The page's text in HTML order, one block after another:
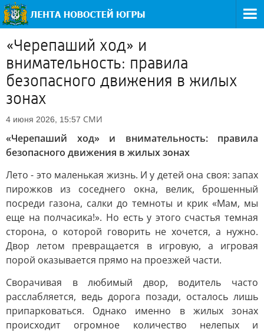
«Черепаший ход» и
внимательность: правила
безопасного движения в жилых
зонах
4 июня 2026, 15:57 СМИ
«Черепаший ход» и внимательность: правила
безопасного движения в жилых зонах
Лето - это маленькая жизнь. И у детей она своя: запах
пирожков из соседнего окна, велик, брошенный
посреди газона, салки до темноты и крик «Мам, мы
еще на полчасика!». Но есть у этого счастья темная
сторона, о которой говорить не хочется, а нужно.
Двор летом превращается в игровую, а игровая
порой оказывается прямо на проезжей части.
Сворачивая в любимый двор, водитель часто
расслабляется, ведь дорога позади, осталось лишь
припарковаться. Однако именно в жилых зонах
происходит огромное количество нелепых и